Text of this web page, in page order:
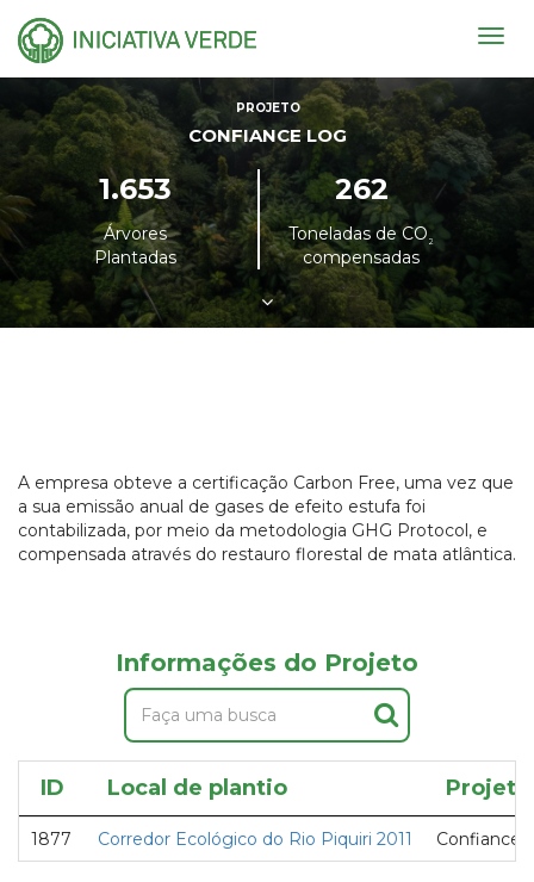
PROJETO
CONFIANCE LOG
1.653
Árvores
Plantadas
262
Toneladas de CO²
compensadas
A empresa obteve a certificação Carbon Free, uma vez que
a sua emissão anual de gases de efeito estufa foi
contabilizada, por meio da metodologia GHG Protocol, e
compensada através do restauro florestal de mata atlântica.
Informações do Projeto
ID Local de plantio Projeto
1877 Corredor Ecológico do Rio Piquiri 2011 Confiance